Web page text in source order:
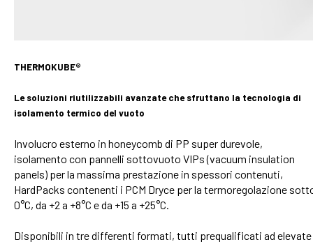
THERMOKUBE®
Le soluzioni riutilizzabili avanzate che sfruttano la tecnologia di
isolamento termico del vuoto
Involucro esterno in honeycomb di PP super durevole,
isolamento con pannelli sottovuoto VIPs (vacuum insulation
panels) per la massima prestazione in spessori contenuti,
HardPacks contenenti i PCM Dryce per la termoregolazione
0°C, da +2 a +8°C e da +15 a +25°C.
Disponibili in tre differenti formati, tutti prequalificati ad elevate